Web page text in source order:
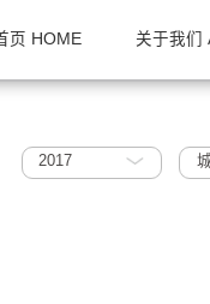
首页 HOME 关
2017